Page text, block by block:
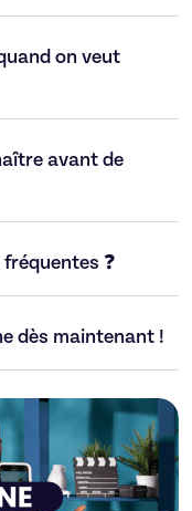
on veut
avant de
❓
dès maintenant !